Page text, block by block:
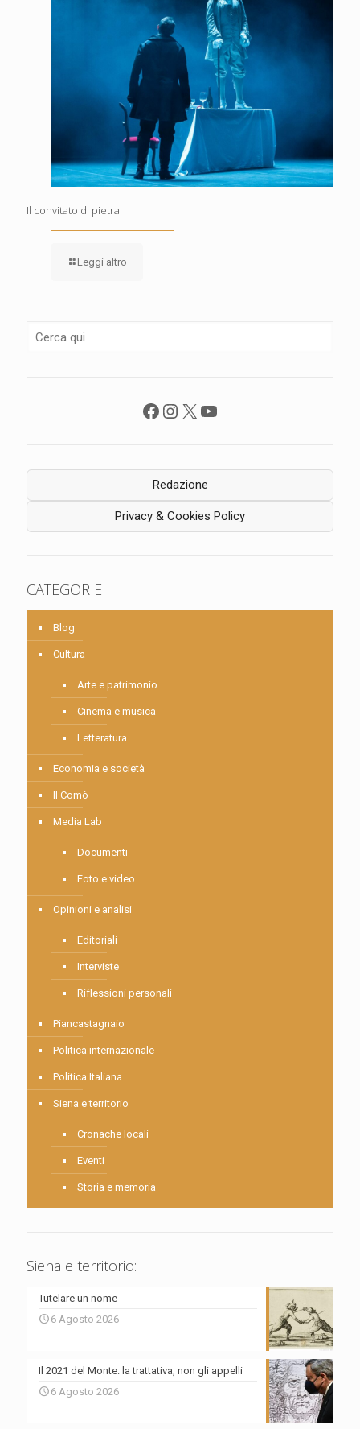
Il convitato di pietra
Leggi altro
Facebook
Instagram
X YouTube
Redazione
Privacy & Cookies Policy
CATEGORIE
Blog
Cultura
Arte e patrimonio
Cinema e musica
Letteratura
Economia e società
Il Comò
Media Lab
Documenti
Foto e video
Opinioni e analisi
Editoriali
Interviste
Riflessioni personali
Piancastagnaio
Politica internazionale
Politica Italiana
Siena e territorio
Cronache locali
Eventi
Storia e memoria
Siena e territorio:
Tutelare un nome
6 Agosto 2026
Il 2021 del Monte: la trattativa, non gli appelli
6 Agosto 2026